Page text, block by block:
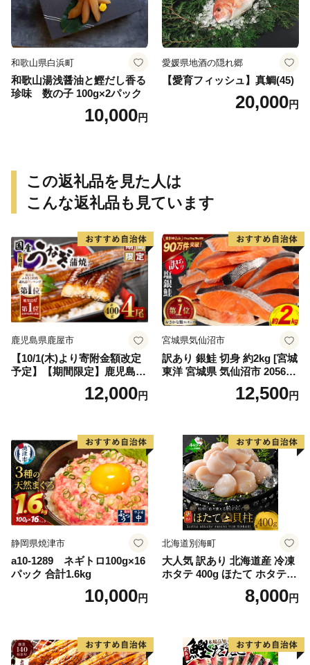
和歌山県白浜町
和歌山湯浅醤油と鰹だし香る
珍味 数の子 100g×2パック
10,000円
愛媛県地酒の隠れ郷
【愛育フィッシュ】真鯛(45)
20,000円
この返礼品を見た人は
こんな返礼品も見ています
鹿児島県鹿屋市
【10/1(木)より寄附金額改定
予定】【期間限定】鹿児島県
大隅産うなぎ蒲焼4尾（400
g） KN007-02312,000円
宮城県気仙沼市
訳あり 銀鮭 切身 約2kg [宮城
東洋 宮城県 気仙沼市 205649
91] 鮭 魚介類 海鮮 訳アリ 規
格外 不揃い さけ サケ 鮭切身
切り身 魚 わけあり
12,500円
静岡県焼津市
a10-1289 ネギトロ100g×16
パック 合計1.6kg
10,000円
北海道別海町
大人気 訳あり 北海道産 冷凍
ホタテ 400g ほたて ホタテ
8,000円